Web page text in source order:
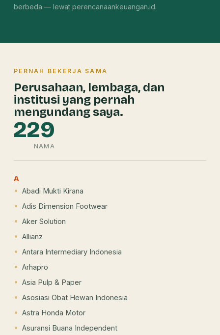
berbeda — lewat perencanaankeuangan.id.
PERNAH BEKERJA SAMA
Perusahaan, lembaga, dan
institusi yang pernah
mengundang saya.
229
NAMA
A
Abadi Mukti Kirana
Adis Dimension Footwear
Aker Solution
Allianz
Antara Intermediary Indonesia
Arhapro
Asia Pulp & Paper
Asosiasi Obat Hewan Indonesia
Astra Honda Motor
Asuransi Buana Independent